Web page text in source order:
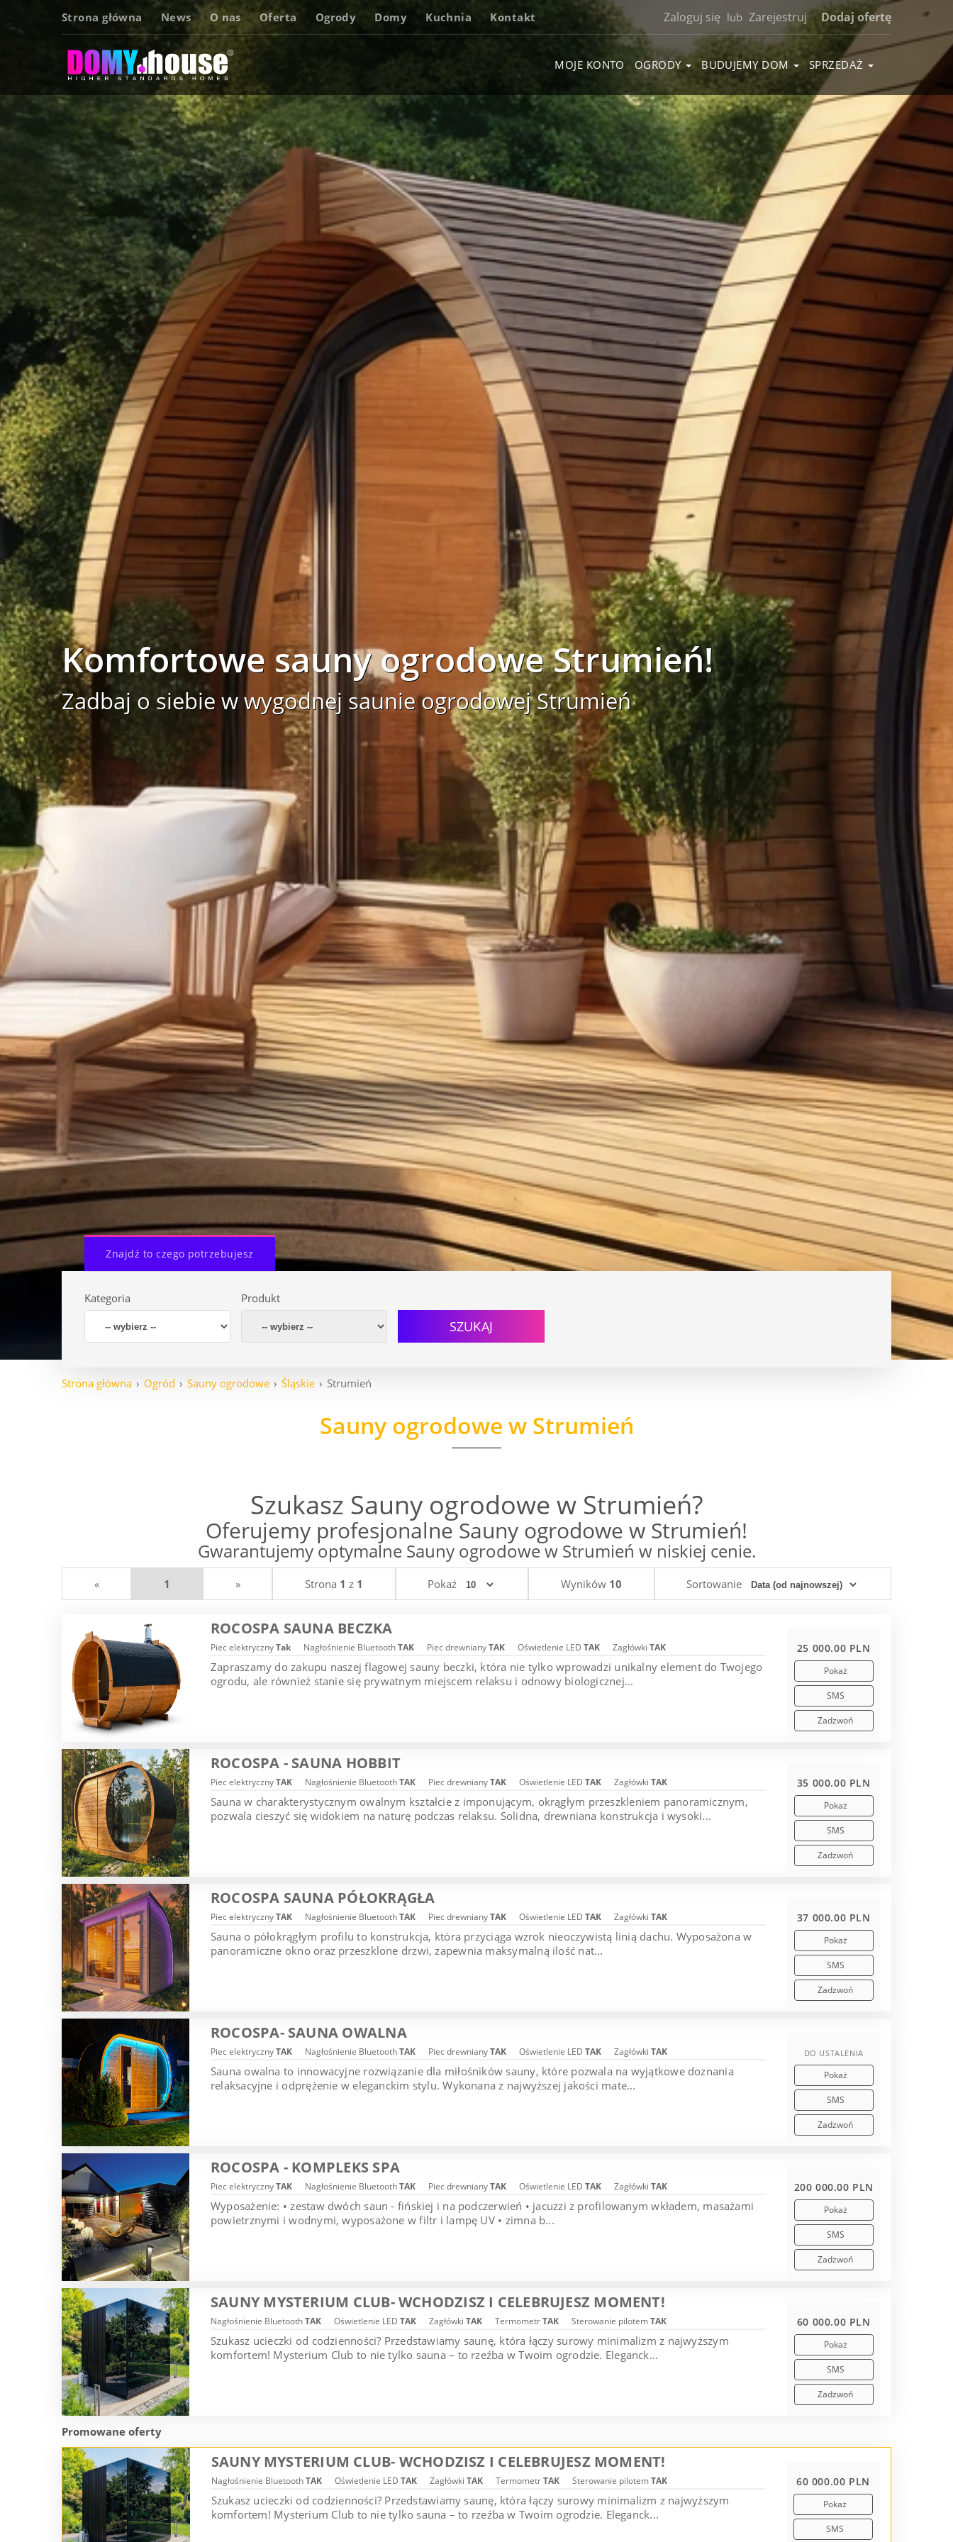
Strona główna News O nas Oferta Ogrody Domy Kuchnia Kontakt Zaloguj się lub Zarejestruj Dodaj ofertę
MOJE KONTO OGRODY BUDUJEMY DOM SPRZEDAŻ
Komfortowe sauny ogrodowe Strumień!
Zadbaj o siebie w wygodnej saunie ogrodowej Strumień
Znajdź to czego potrzebujesz
Kategoria Produkt
SZUKAJ
Strona główna Ogród Sauny ogrodowe Śląskie Strumień
Sauny ogrodowe w Strumień
Szukasz Sauny ogrodowe w Strumień?
Oferujemy profesjonalne Sauny ogrodowe w Strumień!
Gwarantujemy optymalne Sauny ogrodowe w Strumień w niskiej cenie.
« 1 » Strona 1 z 1 Pokaż Wyników 10 Sortowanie
ROCOSPA SAUNA BECZKA
Piec elektrycznyTak Nagłośnienie BluetoothTAK Piec drewnianyTAK Oświetlenie LED TAK Zagłówki TAK
Zapraszamy do zakupu naszej flagowej sauny beczki, która nie tylko wprowadzi unikalny element do Twojego
ogrodu, ale również stanie się prywatnym miejscem relaksu i odnowy biologicznej...
25 000.00 PLN
Pokaż
SMS
Zadzwoń
ROCOSPA - SAUNA HOBBIT
Piec elektrycznyTAK Nagłośnienie BluetoothTAK Piec drewnianyTAK Oświetlenie LED TAK Zagłówki TAK
Sauna w charakterystycznym owalnym kształcie z imponującym, okrągłym przeszkleniem panoramicznym,
pozwala cieszyć się widokiem na naturę podczas relaksu. Solidna, drewniana konstrukcja i wysoki...
35 000.00 PLN
Pokaż
SMS
Zadzwoń
ROCOSPA SAUNA PÓŁOKRĄGŁA
Piec elektrycznyTAK Nagłośnienie BluetoothTAK Piec drewnianyTAK Oświetlenie LED TAK Zagłówki TAK
Sauna o półokrągłym profilu to konstrukcja, która przyciąga wzrok nieoczywistą linią dachu. Wyposażona w
panoramiczne okno oraz przeszklone drzwi, zapewnia maksymalną ilość nat...
37 000.00 PLN
Pokaż
SMS
Zadzwoń
ROCOSPA- SAUNA OWALNA
Piec elektrycznyTAK Nagłośnienie BluetoothTAK Piec drewnianyTAK Oświetlenie LED TAK Zagłówki TAK
Sauna owalna to innowacyjne rozwiązanie dla miłośników sauny, które pozwala na wyjątkowe doznania
relaksacyjne i odprężenie w eleganckim stylu. Wykonana z najwyższej jakości mate...
DO USTALENIA
Pokaż
SMS
Zadzwoń
ROCOSPA - KOMPLEKS SPA
Piec elektrycznyTAK Nagłośnienie BluetoothTAK Piec drewnianyTAK Oświetlenie LED TAK Zagłówki TAK
Wyposażenie: • zestaw dwóch saun - fińskiej i na podczerwień • jacuzzi z profilowanym wkładem, masażami
powietrznymi i wodnymi, wyposażone w filtr i lampę UV • zimna b...
200 000.00 PLN
Pokaż
SMS
Zadzwoń
SAUNY MYSTERIUM CLUB- WCHODZISZ I CELEBRUJESZ MOMENT!
Nagłośnienie BluetoothTAK Oświetlenie LED TAK Zagłówki TAK TermometrTAK Sterowanie pilotemTAK
Szukasz ucieczki od codzienności? Przedstawiamy saunę, która łączy surowy minimalizm z najwyższym
komfortem! Mysterium Club to nie tylko sauna – to rzeźba w Twoim ogrodzie. Eleganck...
60 000.00 PLN
Pokaż
SMS
Zadzwoń
Promowane oferty
SAUNY MYSTERIUM CLUB- WCHODZISZ I CELEBRUJESZ MOMENT!
Nagłośnienie BluetoothTAK Oświetlenie LED TAK Zagłówki TAK TermometrTAK Sterowanie pilotemTAK
Szukasz ucieczki od codzienności? Przedstawiamy saunę, która łączy surowy minimalizm z najwyższym
komfortem! Mysterium Club to nie tylko sauna – to rzeźba w Twoim ogrodzie. Eleganck...
60 000.00 PLN
Pokaż
SMS